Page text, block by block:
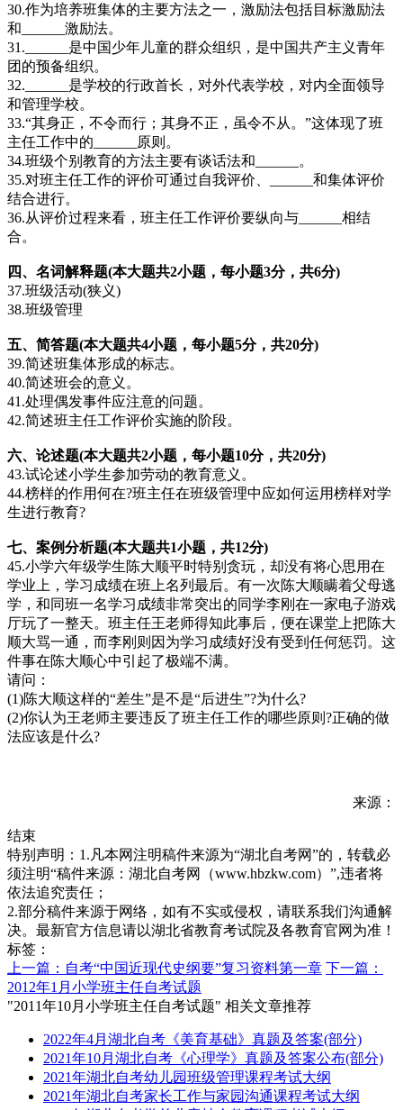
30.作为培养班集体的主要方法之一，激励法包括目标激励法
和______激励法。
31.______是中国少年儿童的群众组织，是中国共产主义青年
团的预备组织。
32.______是学校的行政首长，对外代表学校，对内全面领导
和管理学校。
33.“其身正，不令而行；其身不正，虽令不从。”这体现了班
主任工作中的______原则。
34.班级个别教育的方法主要有谈话法和______。
35.对班主任工作的评价可通过自我评价、______和集体评价
结合进行。
36.从评价过程来看，班主任工作评价要纵向与______相结
合。
四、名词解释题(本大题共2小题，每小题3分，共6分)
37.班级活动(狭义)
38.班级管理
五、简答题(本大题共4小题，每小题5分， 共20分)
39.简述班集体形成的标志。
40.简述班会的意义。
41.处理偶发事件应注意的问题。
42.简述班主任工作评价实施的阶段。
六、论述题(本大题共2小题，每小题10分，共20分)
43.试论述小学生参加劳动的教育意义。
44.榜样的作用何在?班主任在班级管理中应如何运用榜样对学
生进行教育?
七、案例分析题(本大题共1小题，共12分)
45.小学六年级学生陈大顺平时特别贪玩，却没有将心思用在
学业上，学习成绩在班上名列最后。有一次陈大顺瞒着父母逃
学，和同班一名学习成绩非常突出的同学李刚在一家电子游戏
厅玩了一整天。班主任王老师得知此事后，便在课堂上把陈大
顺大骂一通，而李刚则因为学习成绩好没有受到任何惩罚。这
件事在陈大顺心中引起了极端不满。
请问：
(1)陈大顺这样的“差生”是不是“后进生”?为什么?
(2)你认为王老师主要违反了班主任工作的哪些原则?正确的做
法应该是什么?
来源：
结束
特别声明：1.凡本网注明稿件来源为“湖北自考网”的，转载必
须注明“稿件来源：湖北自考网（www.hbzkw.com）”,违者将
依法追究责任；
2.部分稿件来源于网络，如有不实或侵权，请联系我们沟通解
决。最新官方信息请以湖北省教育考试院及各教育官网为准！
标签：
上一篇：自考“中国近现代史纲要”复习资料第一章 下一篇：
2012年1月小学班主任自考试题
"2011年10月小学班主任自考试题" 相关文章推荐
2022年4月湖北自考《美育基础》真题及答案(部分)
2021年10月湖北自考《心理学》真题及答案公布(部分)
2021年湖北自考幼儿园班级管理课程考试大纲
2021年湖北自考家长工作与家园沟通课程考试大纲